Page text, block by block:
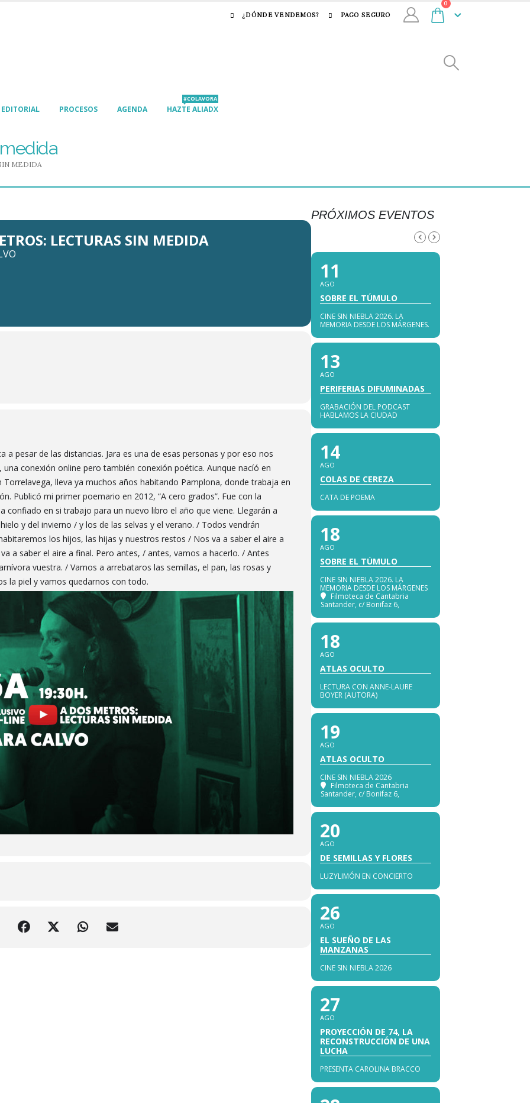
¿DÓNDE VENDEMOS? PAGO SEGURO
0
EDITORIAL PROCESOS AGENDA HAZTE ALIADX
#COLAVORA
MEDIDA
LECTURAS SIN MEDIDA
a pesar de las distancias. Jara es una de esas personas y por eso nos
conexión online pero también conexión poética. Aunque nacíó en
lleva ya muchos años habitando Pamplona, donde trabaja en
Publicó mi primer poemario en 2012, “A cero grados”. Fue con la
confiado en si trabajo para un nuevo libro el año que viene. Llegarán a
y del invierno / y los de las selvas y el verano. / Todos vendrán
los hijos, las hijas y nuestros restos / Nos va a saber el aire a
a saber el aire a final. Pero antes, / antes, vamos a hacerlo. / Antes
vuestra. / Vamos a arrebataros las semillas, el pan, las rosas y
la piel y vamos quedarnos con todo.
PRÓXIMOS EVENTOS
11
AGO
SOBRE EL TÚMULO
CINE SIN NIEBLA 2026. LA
MEMORIA DESDE LOS MÁRGENES.
13
AGO
PERIFERIAS DIFUMINADAS
GRABACIÓN DEL PODCAST
HABLAMOS LA CIUDAD
14
AGO
COLAS DE CEREZA
CATA DE POEMA
18
AGO
SOBRE EL TÚMULO
CINE SIN NIEBLA 2026. LA
MEMORIA DESDE LOS MÁRGENES
Filmoteca de Cantabria
Santander, c/ Bonifaz 6,
18
AGO
ATLAS OCULTO
LECTURA CON ANNE-LAURE
BOYER (AUTORA)
19
AGO
ATLAS OCULTO
CINE SIN NIEBLA 2026
Filmoteca de Cantabria
Santander, c/ Bonifaz 6,
20
AGO
DE SEMILLAS Y FLORES
LUZYLIMÓN EN CONCIERTO
26
AGO
EL SUEÑO DE LAS
MANZANAS
CINE SIN NIEBLA 2026
27
AGO
PROYECCIÓN DE 74, LA
RECONSTRUCCIÓN DE UNA
LUCHA
PRESENTA CAROLINA BRACCO